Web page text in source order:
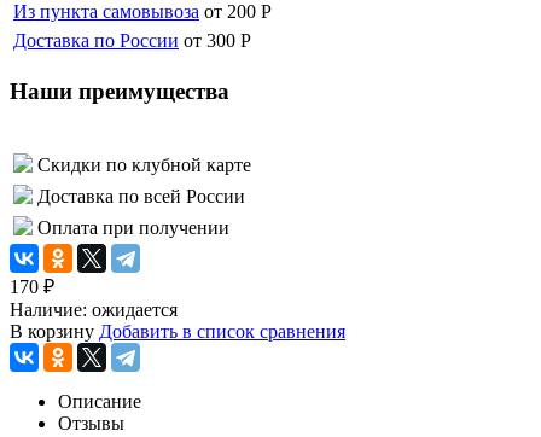
Из пункта самовывоза от 200 Р
Доставка по России от 300 Р
Наши преимущества
Скидки по клубной карте
Доставка по всей России
Оплата при получении
170 ₽
Наличие: ожидается
В корзину Добавить в список сравнения
Описание
Отзывы